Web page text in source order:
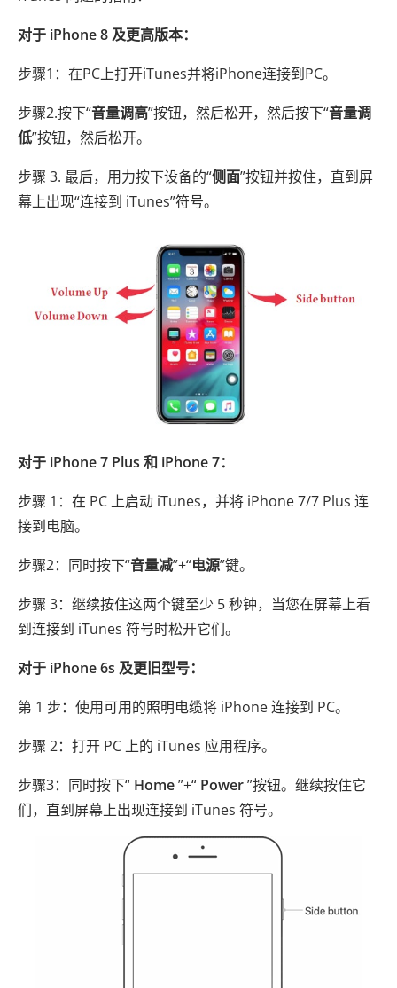
对于 iPhone 8 及更高版本：
步骤1：在PC上打开iTunes并将iPhone连接到PC。
步骤2.按下“音量调高”按钮，然后松开，然后按下“音量调
低”按钮，然后松开。
步骤 3. 最后，用力按下设备的“侧面”按钮并按住，直到屏
幕上出现“连接到 iTunes”符号。
对于 iPhone 7 Plus 和 iPhone 7：
步骤 1：在 PC 上启动 iTunes，并将 iPhone 7/7 Plus 连
接到电脑。
步骤2：同时按下“音量减”+“电源”键。
步骤 3：继续按住这两个键至少 5 秒钟，当您在屏幕上看
到连接到 iTunes 符号时松开它们。
对于 iPhone 6s 及更旧型号：
第 1 步：使用可用的照明电缆将 iPhone 连接到 PC。
步骤 2：打开 PC 上的 iTunes 应用程序。
步骤3：同时按下“ Home”+“ Power”按钮。继续按住它
们，直到屏幕上出现连接到 iTunes 符号。